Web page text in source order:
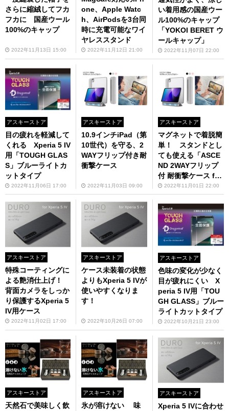
さらに縮絨してフカ
フカに 国産ウール
100%のキャップ
2022年11月13日 15:00
one、Apple Watc
h、AirPodsを3台同
時に充電可能なワイ
ヤレススタンド
2022年11月12日 21:00
い着用感の国産ウー
ル100%のキャップ
「YOKOI BERET ウ
ールキャップ」
2022年11月07日 22:00
アスキーストア
目の疲れを軽減して
くれる Xperia 5 IV
用「TOUGH GLAS
S」ブルーライトカ
ットタイプ
2022年11月06日 17:00
アスキーストア
10.9インチiPad（第
10世代）を守る、2
WAYフリップ付き耐
衝撃ケース
2022年11月03日 09:00
アスキーストア
マグネットで着脱簡
単！ スタンドとし
ても使える「ASCE
ND 2WAYフリップ
付 耐衝撃ケース for
iPad（第10世代）
」予約受付中
2022年11月01日 22:00
アスキーストア
特殊コーティングに
よる艶消仕上げ！
背面カメラをしっか
り保護するXperia 5
IV用ケース
2022年11月02日 17:00
アスキーストア
ケース未装着の状態
よりもXperia 5 IVが
使いやすくなりま
す！
2022年10月26日 07:00
アスキーストア
色味の変化が少なく
目が疲れにくい X
peria 5 IV用「TOU
GH GLASS」ブルー
ライトカットタイプ
2022年10月21日 23:00
アスキーストア
天然石で美味しく飲
アスキーストア
氷が溶けない 味
アスキーストア
Xperia 5 IVに合わせ